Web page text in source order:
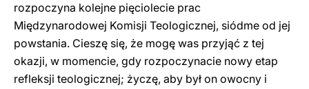
rozpoczyna kolejne pięciolecie prac
Międzynarodowej Komisji Teologicznej, siódme od jej
powstania. Cieszę się, że mogę was przyjąć z tej
okazji, w momencie, gdy rozpoczynacie nowy etap
refleksji teologicznej; życzę, aby był on owocny i